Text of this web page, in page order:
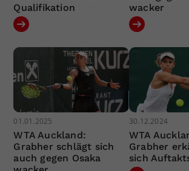
Qualifikation
wacker
01.01.2025
WTA Auckland:
Grabher schlägt sich
auch gegen Osaka
30.12.2024
WTA
Grabher
sich